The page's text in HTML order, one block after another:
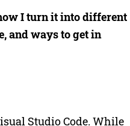
I turn it into different
and ways to get in
Studio Code. While